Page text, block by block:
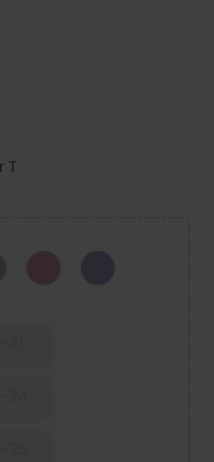
T
Glitter
PINK TWEED GLITTER